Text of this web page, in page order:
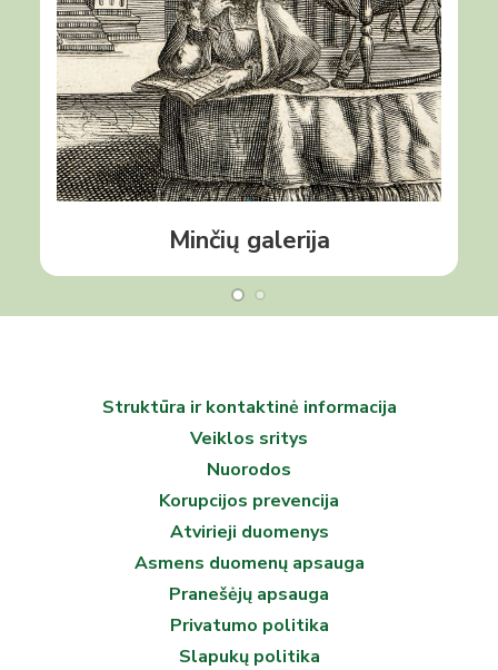
Minčių galerija
Žymių Lietuvos žmonių, Bibliotekos darbuotojų,
mokslininkų, menininkų ir visuomenės veikėjų mintys
apie knygas ir jų skaitymą.
Daugiau
Struktūra ir kontaktinė informacija
Veiklos sritys
Nuorodos
Korupcijos prevencija
Atvirieji duomenys
Asmens duomenų apsauga
Pranešėjų apsauga
Privatumo politika
Slapukų politika